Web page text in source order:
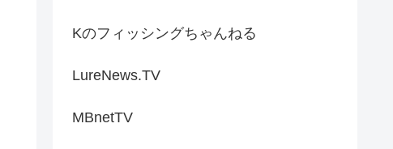
Kのフィッシングちゃんねる
LureNews.TV
MBnetTV